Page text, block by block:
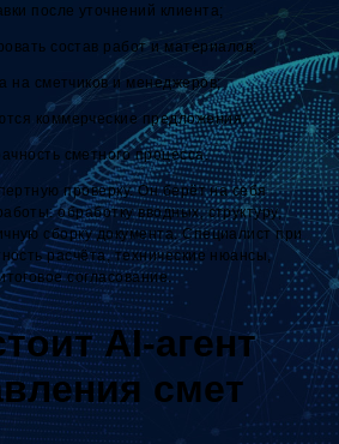
после уточнений клиента;
состав работ и материалов;
на сметчиков и менеджеров;
коммерческие предложения;
сметного процесса.
проверку. Он берёт на себя
обработку вводных, структуру,
сборку документа. Специалист при
расчёта, технические нюансы,
согласование.
AI-агент
смет